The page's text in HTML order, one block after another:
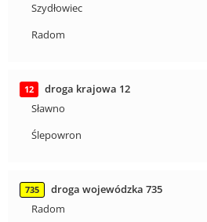
Szydłowiec
Radom
12
droga krajowa 12
Sławno
Ślepowron
735
droga wojewódzka 735
Radom